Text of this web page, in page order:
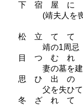
下 宿 屋 に
(靖夫人を喪な
松 立 て て
靖の1周忌
目 つ む れ
妻の墓を建
思 ひ 出 の
父を失ひて
冬 ざ れ て